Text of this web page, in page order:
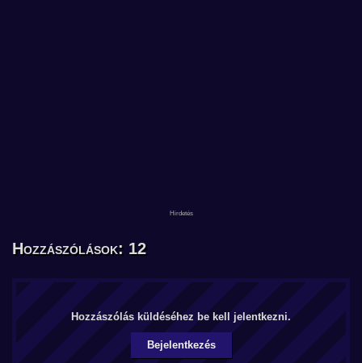
Hozzászólások: 12
Hozzászólás küldéséhez be kell jelentkezni.
Bejelentkezés